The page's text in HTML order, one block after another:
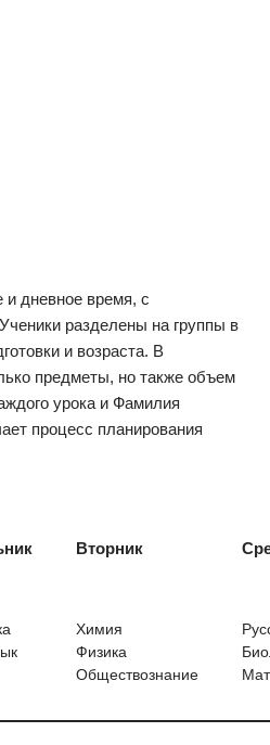
и дневное время, с
разделены на группы в
и возраста. В
предметы, но также объем
урока и Фамилия
процесс планирования
Вторник
Химия
Физика
Обществознание